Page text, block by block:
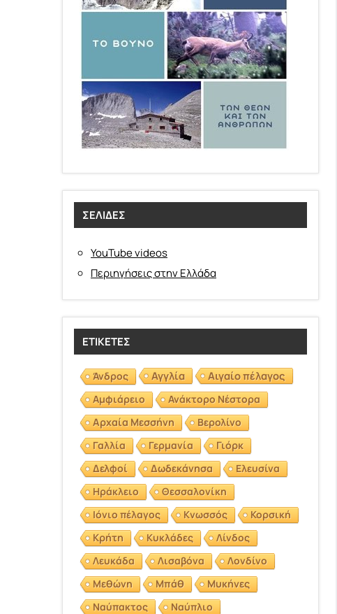
ΣΕΛΊΔΕΣ
YouTube videos
Περιηγήσεις στην Ελλάδα
ΕΤΙΚΈΤΕΣ
Άνδρος Αγγλία Αιγαίο πέλαγος
Αμφιάρειο
Ανάκτορο Νέστορα
Αρχαία Μεσσήνη
Βερολίνο
Γαλλία
Γερμανία
Γιόρκ
Δελφοί
Δωδεκάνησα
Ελευσίνα
Ηράκλειο
Θεσσαλονίκη
Ιόνιο πέλαγος
Κνωσσός
Κορσική
Κρήτη
Κυκλάδες
Λίνδος
Λευκάδα
Λισαβόνα
Λονδίνο
Μεθώνη
Μπάθ
Μυκήνες
Ναύπακτος
Ναύπλιο